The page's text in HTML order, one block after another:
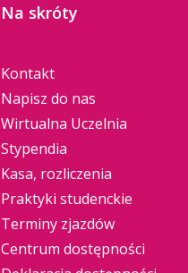
Na skróty
Kontakt
Napisz do nas
Wirtualna Uczelnia
Stypendia
Kasa, rozliczenia
Praktyki studenckie
Terminy zjazdów
Centrum dostępności